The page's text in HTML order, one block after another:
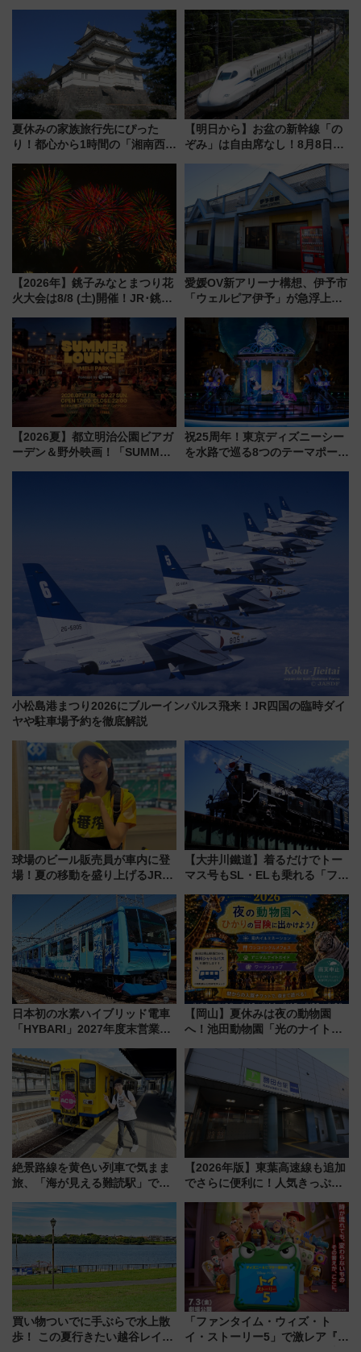
いを満喫しよう（花火鑑賞会応
募は7/12まで！）
夏休みの家族旅行先にぴった
り！都心から1時間の「湘南西エ
島とは異なる魅力を持つ今夏の
注目スポット
【明日から】お盆の新幹線「の
ぞみ」は自由席なし！8月8日午
せば空きが見つかることも 混
雑避ける「空席」探しのコツ
【2026年】銚子みなとまつり花
火大会は8/8 (土)開催！JR･銚子
報、利根川に咲く8,000発の大迫
力＆屋台を満喫
愛媛OV新アリーナ構想、伊予市
「ウェルピア伊予」が急浮上！
で探る鉄道アクセスの未来
【2026夏】都立明治公園ビアガ
ーデン＆野外映画！「SUMMER
祝25周年！東京ディズニーシー
を水路で巡る8つのテーマポート
小松島港まつり2026にブルーインパルス飛来！JR四国の臨時ダイ
ヤや駐車場予約を徹底解説
球場のビール販売員が車内に登
場！夏の移動を盛り上げるJR九
月7日限定 ソフトバンクホーク
スとコラボ
【大井川鐵道】着るだけでトー
マス号もSL・ELも乗れる「フリ
受注販売
日本初の水素ハイブリッド電車
「HYBARI」2027年度末営業運
で水素利活用が加速
【岡山】夏休みは夜の動物園
へ！池田動物園「光のナイトズ
な夜
絶景路線を黄色い列車で気まま
旅、「海が見える難読駅」で幸
「新・鉄道ひとり旅」279回目
の舞台は「島原鉄道」
【2026年版】東葉高速線も追加
でさらに便利に！人気きっぷ
今年も発売 秋・早春に千葉県を
巡るなら使い勝手・コスパ抜群
買い物ついでに手ぶらで水上散
歩！ この夏行きたい越谷レイク
「ファンタイム・ウィズ・ト
イ・ストーリー5」で激レア『ロ